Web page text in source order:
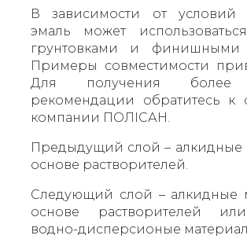
В зависимости от условий
эмаль может
грунтовками и финишными
Примеры совместимости
Для получения более
рекомендации обратитесь к
компании ПОЛIСАН.
Предыдущий слой – алкидные
основе растворителей.
Следующий слой – алкидные
основе растворителей
водно-дисперсионые